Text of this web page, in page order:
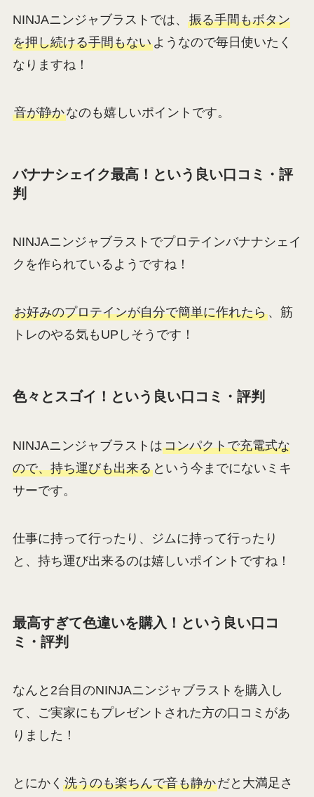
NINJAニンジャブラストでは、 振る手間もボタン
を押し続ける手間もないようなので毎日使いたく
なりますね！
音が静かなのも嬉しいポイントです。
バナナシェイク最高！という良い口コミ・評
判
NINJAニンジャブラストでプロテインバナナシェイ
クを作られているようですね！
お好みのプロテインが自分で簡単に作れたら、筋
トレのやる気もUPしそうです！
色々とスゴイ！という良い口コミ・評判
NINJAニンジャブラストはコンパクトで充電式な
ので、持ち運びも出来るという今までにないミキ
サーです。
仕事に持って行ったり、ジムに持って行ったり
と、持ち運び出来るのは嬉しいポイントですね！
最高すぎて色違いを購入！という良い口コ
ミ・評判
なんと2台目のNINJAニンジャブラストを購入し
て、ご実家にもプレゼントされた方の口コミがあ
りました！
とにかく 洗うのも楽ちんで音も静かだと大満足さ